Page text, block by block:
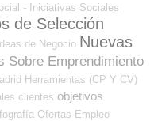
- Iniciativas Sociales
de Selección
Ideas de Negocio Nuevas
Sobre Emprendimiento
Herramientas (CP Y CV)
clientes objetivos
Ofertas Empleo